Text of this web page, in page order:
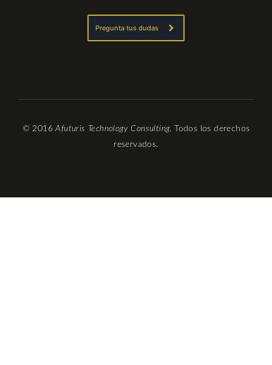
Pregunta tus dudas
© 2016Afuturis Technology Consulting. Todos los derechos
reservados.